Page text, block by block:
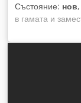
Състояние: нов
в гамата и
работи с камов
между 11 и 16
долу: - 8